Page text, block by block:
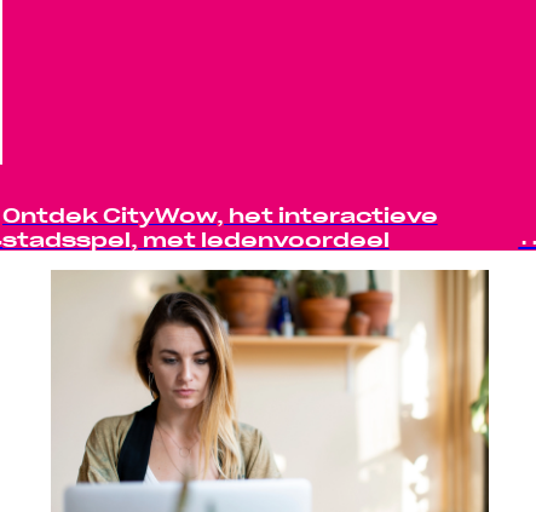
Ontdek CityWow, het interactieve
stadsspel, met ledenvoordeel